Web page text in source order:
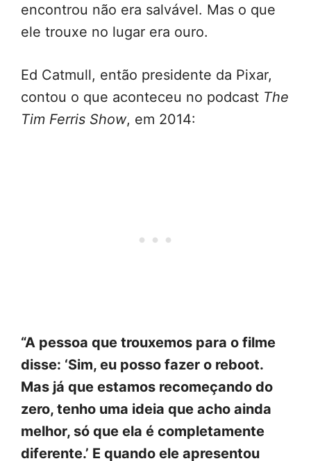
encontrou não era salvável. Mas o que
ele trouxe no lugar era ouro.
Ed Catmull, então presidente da Pixar,
contou o que aconteceu no podcast The
Tim Ferris Show, em 2014:
“A pessoa que trouxemos para o filme
disse: ‘Sim, eu posso fazer o reboot.
Mas já que estamos recomeçando do
zero, tenho uma ideia que acho ainda
melhor, só que ela é completamente
diferente.’ E quando ele apresentou